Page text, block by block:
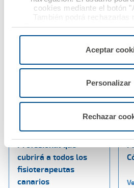
cookies mediante el botón
También podrá rechazarlas
"Rechazar", donde se
menos las necesarias para
configurarlas usando el
Aceptar
Personalizar
Rechazar
El Colegio de
Canarias contrata con
A.M.A. la póliza de RC
Profesional que
cubrirá a todos los
fisioterapeutas
canarios